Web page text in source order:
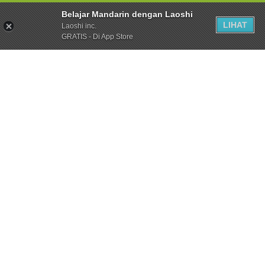
Belajar Mandarin dengan Laoshi
Laoshi inc.
GRATIS - Di App Store
LIHAT